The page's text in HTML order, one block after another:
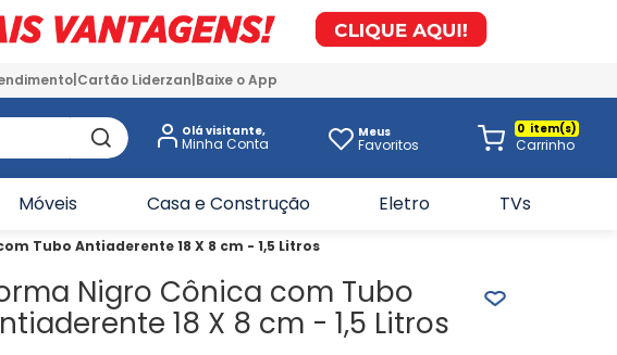
Cartão Liderzan Baixe o App
Olá visitante, Meus
Favoritos
0
Móveis Casa e Construção Eletro TVs
Tubo Antiaderente 18 X 8 cm - 1,5 Litros
Nigro Cônica com Tubo
18 X 8 cm - 1,5 Litros